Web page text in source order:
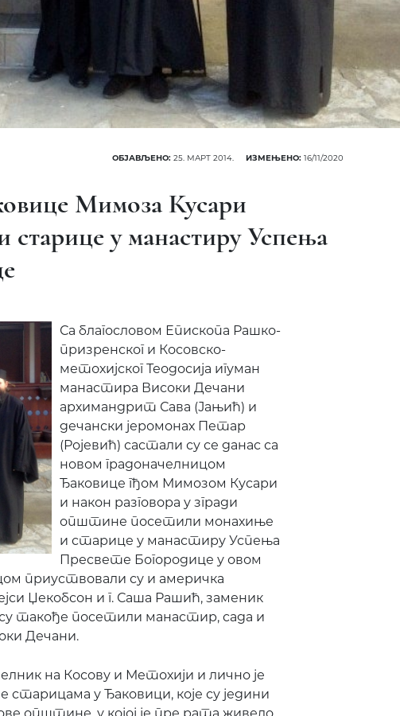
ОБЈАВЉЕНО: 25. МАРТ 2014. ИЗМЕЊЕНО: 16/11/2020
Мимоза Кусари
старице у манастиру Успења
Са благословом Епископа Рашко-
призренског и Косовско-
метохијског Теодосија игуман
манастира Високи Дечани
архимандрит Сава (Јањић) и
дечански јеромонах Петар
(Ројевић) састали су се данас са
новом градоначелницом
Ђаковице гђом Мимозом Кусари
и након разговора у згради
општине посетили монахиње
и старице у манастиру Успења
Пресвете Богородице у овом
приуствовали су и америчка
Џекобсон и г. Саша Рашић, заменик
такође посетили манастир, сада и
Дечани.
на Косову и Метохији и лично је
старицама у Ђаковици, које су једини
општине, у којој је пре рата живело